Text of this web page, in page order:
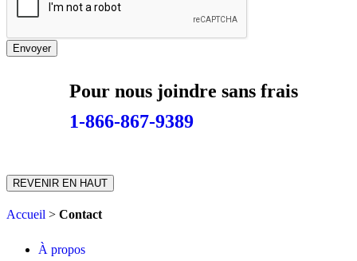
n
N
o
m
Envoyer
Pour nous joindre sans frais
1-866-867-9389
REVENIR EN HAUT
Accueil > Contact
À propos